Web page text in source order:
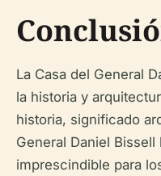
La Casa del General
la historia y
historia, significado
General Daniel
imprescindible para